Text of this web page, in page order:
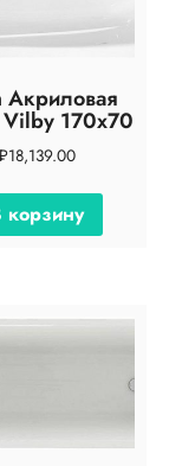
Акриловая
Vilby 170х70
18,139.00
корзину